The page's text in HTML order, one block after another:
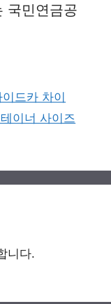
국민연금공
드카 차이
이너 사이즈
니다.